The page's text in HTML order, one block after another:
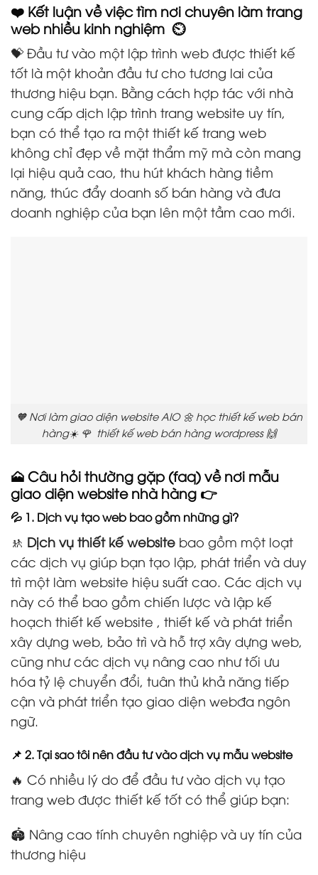
❤️ Kết luận về việc tìm nơi chuyên làm trang
web nhiều kinh nghiệm ⏲️
💝 Đầu tư vào một lập trình web được thiết kế
tốt là một khoản đầu tư cho tương lai của
thương hiệu bạn. Bằng cách hợp tác với nhà
cung cấp dịch lập trình trang website uy tín,
bạn có thể tạo ra một thiết kế trang web
không chỉ đẹp về mặt thẩm mỹ mà còn mang
lại hiệu quả cao, thu hút khách hàng tiềm
năng, thúc đẩy doanh số bán hàng và đưa
doanh nghiệp của bạn lên một tầm cao mới.
🧡 Nơi làm giao diện website AIO 🌼 học thiết kế web bán
hàng☀️ 🌹 thiết kế web bán hàng wordpress 🙌
🗻 Câu hỏi thường gặp (faq) về nơi mẫu
giao diện website nhà hàng 👉
💦 1. Dịch vụ tạo web bao gồm những gì?
🚸 Dịch vụ thiết kế website bao gồm một loạt
các dịch vụ giúp bạn tạo lập, phát triển và duy
trì một làm website hiệu suất cao. Các dịch vụ
này có thể bao gồm chiến lược và lập kế
hoạch thiết kế website , thiết kế và phát triển
xây dựng web, bảo trì và hỗ trợ xây dựng web,
cũng như các dịch vụ nâng cao như tối ưu
hóa tỷ lệ chuyển đổi, tuân thủ khả năng tiếp
cận và phát triển tạo giao diện webđa ngôn
ngữ.
📌 2. Tại sao tôi nên đầu tư vào dịch vụ mẫu website
🔥 Có nhiều lý do để đầu tư vào dịch vụ tạo
trang web được thiết kế tốt có thể giúp bạn:
🏟️ Nâng cao tính chuyên nghiệp và uy tín của
thương hiệu